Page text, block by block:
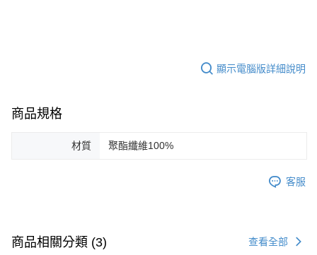
顯示電腦版詳細說明
商品規格
材質 聚酯纖維100%
客服
商品相關分類 (3) 查看全部